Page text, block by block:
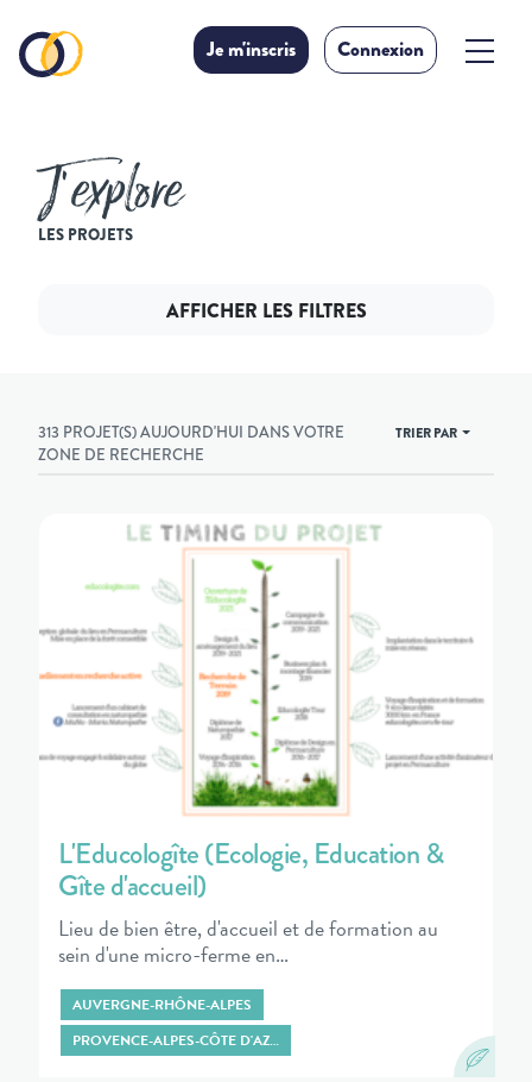
Je m'inscris Connexion
J’explore
LES PROJETS
AFFICHER LES FILTRES
313 PROJET(S) AUJOURD'HUI DANS VOTRE
ZONE DE RECHERCHE
TRIER PAR
L'Educologîte (Ecologie, Education &
Gîte d'accueil)
Lieu de bien être, d'accueil et de formation au
sein d'une micro-ferme en…
AUVERGNE-RHÔNE-ALPES
PROVENCE-ALPES-CÔTE D'AZ…